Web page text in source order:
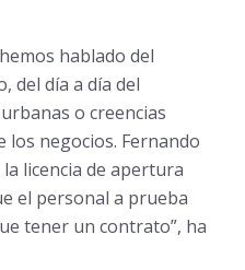
hablado del
del día a día del
o creencias
los negocios. Fernando
licencia de apertura
el personal a prueba
tener un contrato”, ha